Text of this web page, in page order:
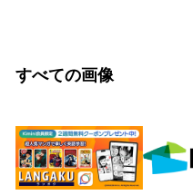
すべての画像